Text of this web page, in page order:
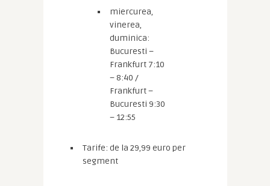
miercurea,
vinerea,
duminica:
Bucuresti –
Frankfurt 7:10
– 8:40 /
Frankfurt –
Bucuresti 9:30
– 12:55
Tarife: de la 29,99 euro per
segment